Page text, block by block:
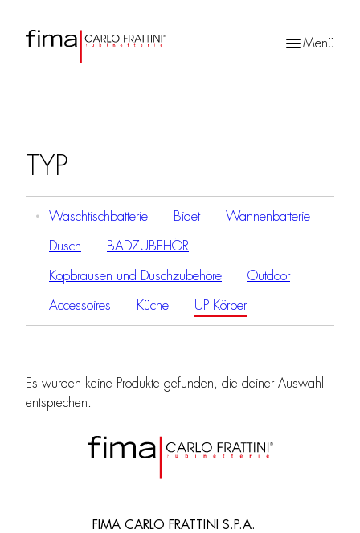
Menü
TYP
Waschtischbatterie Bidet Wannenbatterie
Dusch BADZUBEHÖR
Kopbrausen und Duschzubehöre Outdoor
Accessoires Küche UP Körper
Es wurden keine Produkte gefunden, die deiner Auswahl
entsprechen.
FIMA CARLO FRATTINI S.P.A.